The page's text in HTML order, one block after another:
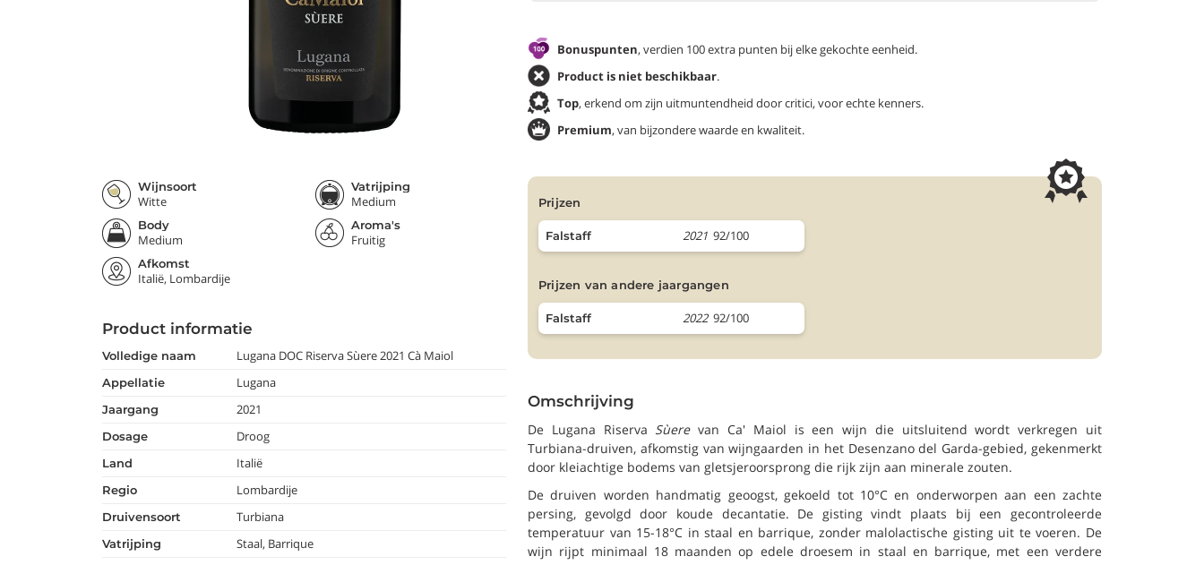
Wijnsoort
Witte
Vatrijping
Medium
Body
Medium
Aroma's
Fruitig
Afkomst
Italië, Lombardije
Product informatie
volledige naam Lugana DOC Riserva Sùere 2021 Cà Maiol
appellatie Lugana
jaargang 2021
dosage Droog
land Italië
regio Lombardije
druivensoort Turbiana
vatrijping Staal, Barrique
Bonuspunten, verdien 100 extra punten bij elke gekochte eenheid.
Product is niet beschikbaar.
Top, erkend om zijn uitmuntendheid door critici, voor echte kenners.
Premium, van bijzondere waarde en kwaliteit.
prijzen
Falstaff 2021 92/100
prijzen van andere jaargangen
Falstaff 2022 92/100
Omschrijving
De Lugana Riserva Sùerevan Ca' Maiol is een wijn die uitsluitend wordt verkregen uit
Turbiana-druiven, afkomstig van wijngaarden in het Desenzano del Garda-gebied, gekenmerkt
door kleiachtige bodems van gletsjeroorsprong die rijk zijn aan minerale zouten.
De druiven worden handmatig geoogst, gekoeld tot 10°C en onderworpen aan een zachte
persing, gevolgd door koude decantatie. De gisting vindt plaats bij een gecontroleerde
temperatuur van 15-18°C in staal en barrique, zonder malolactische gisting uit te voeren. De
wijn rijpt minimaal 18 maanden op edele droesem in staal en barrique, met een verdere